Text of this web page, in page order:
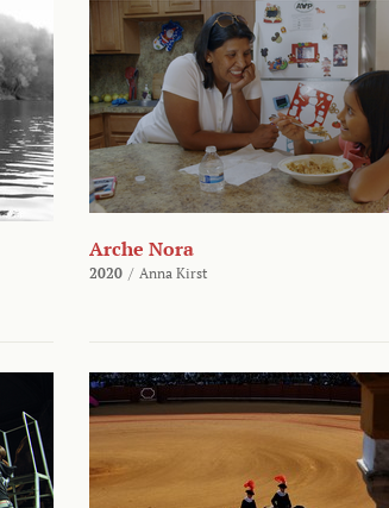
Arche Nora
2020 / Anna Kirst